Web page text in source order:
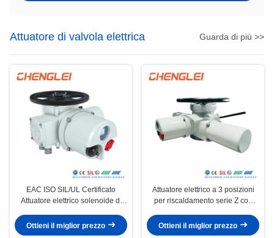
Attuatore di valvola elettrica Guarda di più >>
EAC ISO SIL/UL Certificato
Attuatore elettrico solenoide di
produzione di 30000/anno
Ottieni il miglior prezzo
Attuatore elettrico a 3 posizioni
per riscaldamento serie Z con
Ottieni il miglior prezzo